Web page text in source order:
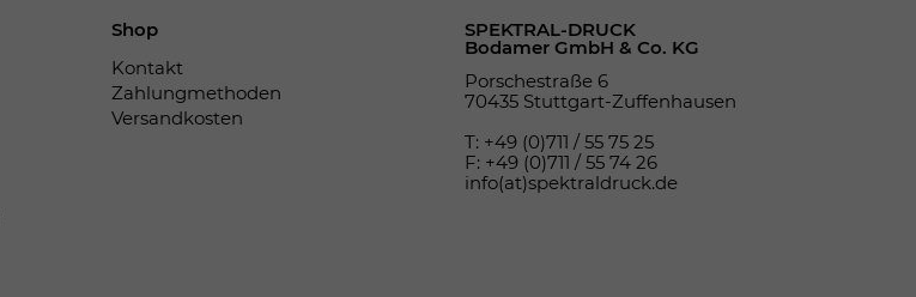
Shop
Kontakt
Zahlungmethoden
Versandkosten
SPEKTRAL-DRUCK
Bodamer GmbH & Co. KG
Porschestraße 6
70435 Stuttgart-Zuffenhausen
T: +49 (0)711 / 55 75 25
F: +49 (0)711 / 55 74 26
info(at)spektraldruck.de
Wir installiert sobald sich der Nutzer an der
Webseite anmeldet. Dient zum festhalten
des Login Status.